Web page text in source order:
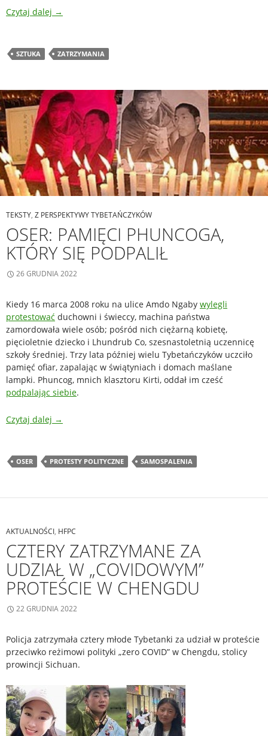
Czytaj dalej →
SZTUKA ZATRZYMANIA
TEKSTY, Z PERSPEKTYWY TYBETAŃCZYKÓW
OSER: PAMIĘCI PHUNCOGA,
KTÓRY SIĘ PODPALIŁ
26 GRUDNIA 2022
Kiedy 16 marca 2008 roku na ulice Amdo Ngaby wylegli
protestować duchowni i świeccy, machina państwa
zamordowała wiele osób; pośród nich ciężarną kobietę,
pięcioletnie dziecko i Lhundrub Co, szesnastoletnią uczennicę
szkoły średniej. Trzy lata później wielu Tybetańczyków uczciło
pamięć ofiar, zapalając w świątyniach i domach maślane
lampki. Phuncog, mnich klasztoru Kirti, oddał im cześć
podpalając siebie.
Czytaj dalej →
OSER PROTESTY POLITYCZNE SAMOSPALENIA
AKTUALNOŚCI, HFPC
CZTERY ZATRZYMANE ZA
UDZIAŁ W „COVIDOWYM”
PROTEŚCIE W CHENGDU
22 GRUDNIA 2022
Policja zatrzymała cztery młode Tybetanki za udział w proteście
przeciwko reżimowi polityki „zero COVID” w Chengdu, stolicy
prowincji Sichuan.